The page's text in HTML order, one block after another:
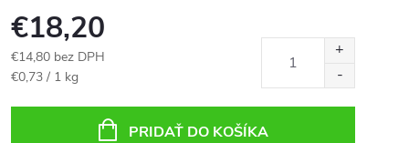
€18,20
€14,80 bez DPH
Jednotková
€0,73 / 1 kg
PRIDAŤ DO KOŠÍKA